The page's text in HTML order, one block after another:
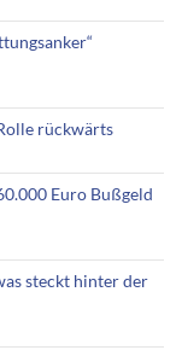
rückwärts
Euro Bußgeld
steckt hinter der